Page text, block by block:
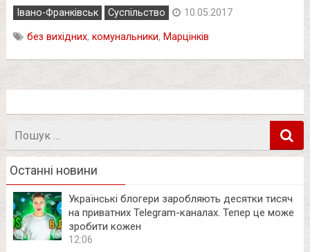
Івано-Франківськ Суспільство 10.05.2017
без вихідних, комунальники, Марцінків
Останні новини
Українські блогери заробляють десятки тисяч
на приватних Telegram-каналах. Тепер це може
зробити кожен
12:06